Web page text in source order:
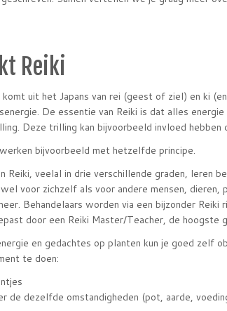
Reiki
uit het Japans van rei (geest of ziel) en ki
De essentie van Reiki is dat alles
Deze trilling kan bijvoorbeeld invloed hebben
bijvoorbeeld met hetzelfde principe.
Reiki, veelal in drie verschillende graden, leren
voor zichzelf als voor andere mensen,
Behandelaars worden via een bijzonder
door een Reiki Master/Teacher, de hoogste
en gedachtes op planten kun je goed zelf
te doen:
de dezelfde omstandigheden (pot, aarde,